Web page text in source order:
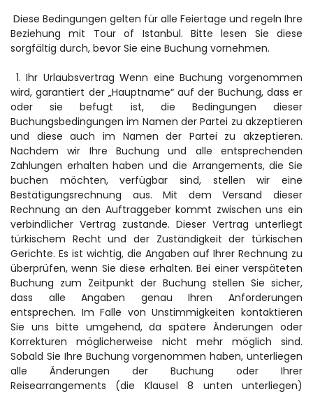
Beziehung mit Tour of Istanbul. Bitte lesen Sie diese
sorgfältig durch, bevor Sie eine Buchung vornehmen.
wird, garantiert der „Hauptname“ auf der Buchung, dass er
oder sie befugt ist, die Bedingungen dieser
Buchungsbedingungen im Namen der Partei zu akzeptieren
und diese auch im Namen der Partei zu akzeptieren.
Nachdem wir Ihre Buchung und alle entsprechenden
Zahlungen erhalten haben und die Arrangements, die Sie
buchen möchten, verfügbar sind, stellen wir eine
Bestätigungsrechnung aus. Mit dem Versand dieser
Rechnung an den Auftraggeber kommt zwischen uns ein
verbindlicher Vertrag zustande. Dieser Vertrag unterliegt
türkischem Recht und der Zuständigkeit der türkischen
Gerichte. Es ist wichtig, die Angaben auf Ihrer Rechnung zu
überprüfen, wenn Sie diese erhalten. Bei einer verspäteten
Buchung zum Zeitpunkt der Buchung stellen Sie sicher,
dass alle Angaben genau Ihren Anforderungen
entsprechen. Im Falle von Unstimmigkeiten kontaktieren
Sie uns bitte umgehend, da spätere Änderungen oder
Korrekturen möglicherweise nicht mehr möglich sind.
Sobald Sie Ihre Buchung vorgenommen haben, unterliegen
alle Änderungen der Buchung oder Ihrer
Reisearrangements (die Klausel 8 unten unterliegen)